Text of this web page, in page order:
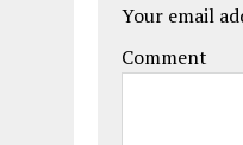
Your email
Comment